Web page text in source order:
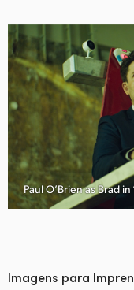
Paul O’Brien as Brad
Imagens para